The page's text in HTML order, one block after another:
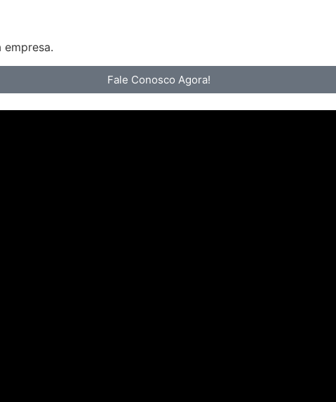
Fale Conosco Agora!